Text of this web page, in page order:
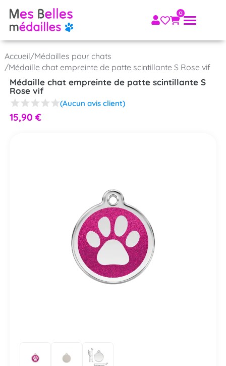
Accueil/Médailles pour chats
/Médaille chat empreinte de patte scintillante S Rose vif
Médaille chat empreinte de patte scintillante S
Rose vif
(Aucun avis client)
15,90 €